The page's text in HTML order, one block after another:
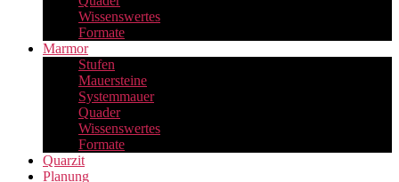
Wissenswertes
Formate
Marmor
Stufen
Mauersteine
Systemmauer
Quader
Wissenswertes
Formate
Quarzit
Planung